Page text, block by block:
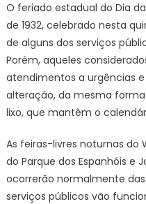
O feriado estadual do Dia
de 1932, celebrado nesta
de alguns dos serviços
Porém, aqueles
atendimentos a urgências
alteração, da mesma
lixo, que mantêm o
As feiras-livres noturnas do
do Parque dos Espanhóis e
ocorrerão normalmente das
serviços públicos vão